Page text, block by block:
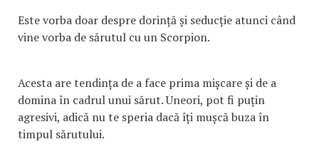
Este vorba doar despre dorință și seducție atunci când
vine vorba de sărutul cu un Scorpion.
Acesta are tendința de a face prima mișcare și de a
domina în cadrul unui sărut. Uneori, pot fi puțin
agresivi, adică nu te speria dacă îți mușcă buza în
timpul sărutului.